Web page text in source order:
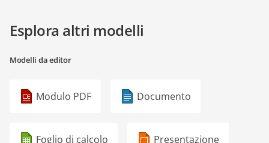
Esplora altri modelli
Modelli da editor
Modulo PDF Documento
Foglio di calcolo Presentazione